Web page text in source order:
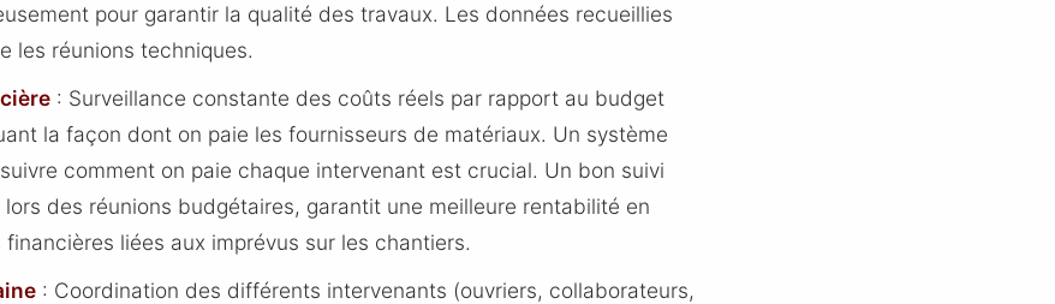
pour garantir la qualité des travaux. Les données recueillies
les réunions techniques.
: Surveillance constante des coûts réels par rapport au budget
la façon dont on paie les fournisseurs de matériaux. Un système
comment on paie chaque intervenant est crucial. Un bon suivi
des réunions budgétaires, garantit une meilleure rentabilité en
liées aux imprévus sur les chantiers.
: Coordination des différents intervenants (ouvriers, collaborateurs,